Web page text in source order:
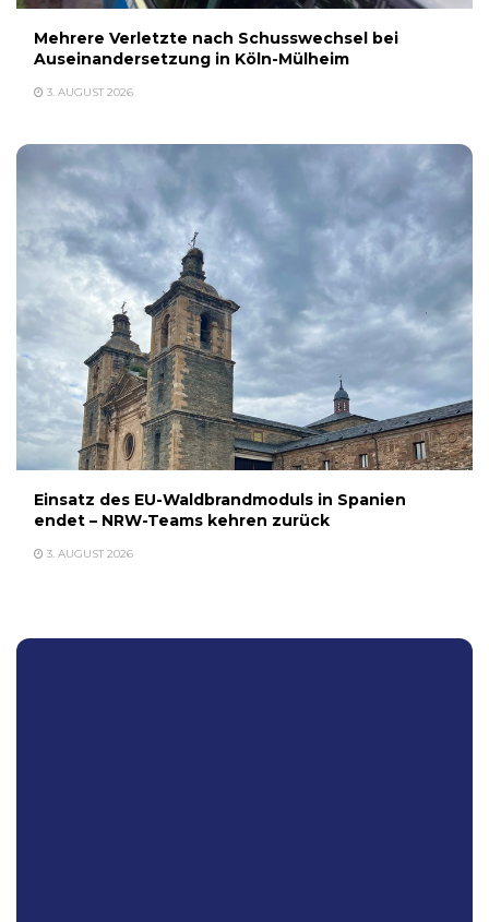
Mehrere Verletzte nach Schusswechsel bei
Auseinandersetzung in Köln-Mülheim
3. AUGUST 2026
Einsatz des EU-Waldbrandmoduls in Spanien
endet – NRW-Teams kehren zurück
3. AUGUST 2026